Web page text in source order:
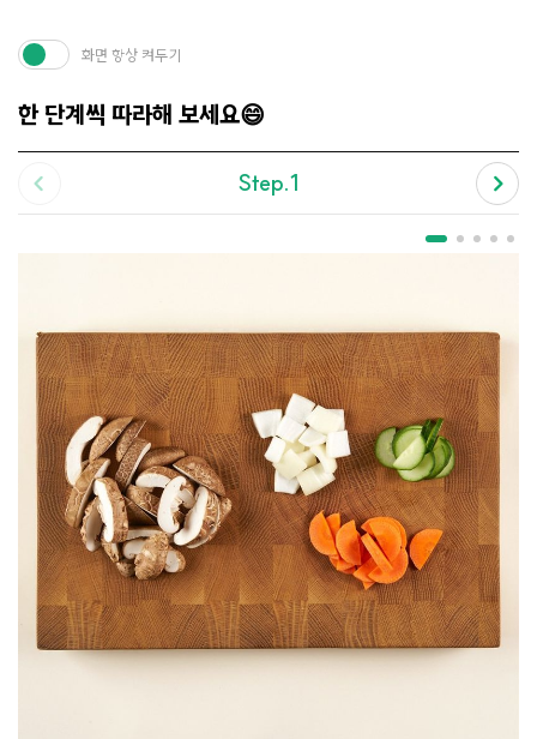
한 단계씩 따라해 보세요😄
화면 항상 켜두기
Step.1